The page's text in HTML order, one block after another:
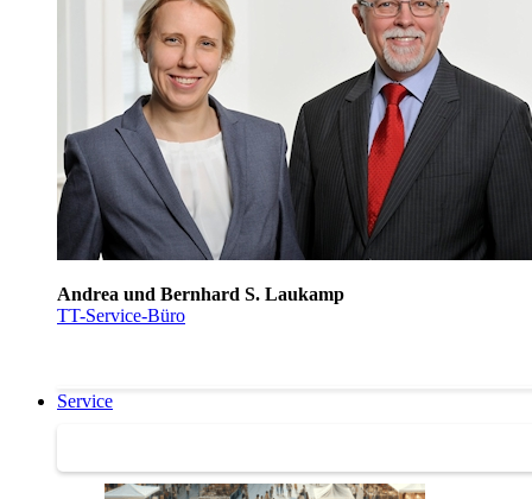
Andrea und Bernhard S. Laukamp
TT-Service-Büro
Service